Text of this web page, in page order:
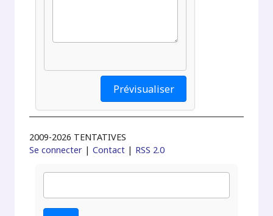
2009-2026 TENTATIVES
Se connecter |Contact | RSS 2.0